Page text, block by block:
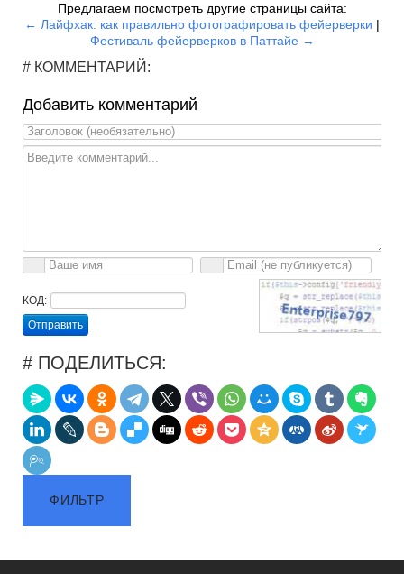
Предлагаем посмотреть другие страницы сайта:
← Лайфхак: как правильно фотографировать фейерверки |
Фестиваль фейерверков в Паттайе →
# КОММЕНТАРИЙ:
Добавить комментарий
КОД:
Отправить
# ПОДЕЛИТЬСЯ:
ФИЛЬТР